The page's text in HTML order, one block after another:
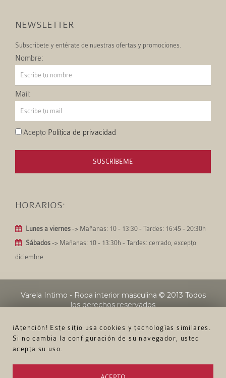
¡Atención! Este sitio usa cookies y tecnologías similares.
Si no cambia la configuración de su navegador, usted
acepta su uso.
NEWSLETTER
Subscríbete y entérate de nuestras ofertas y promociones.
Nombre:
Mail:
Acepto Política de privacidad
SUSCRÍBEME
HORARIOS:
Lunes a viernes -> Mañanas: 10 - 13:30 - Tardes: 16:45 - 20:30h
Sábados -> Mañanas: 10 - 13:30h - Tardes: cerrado, excepto
diciembre
Varela Intimo - Ropa interior masculina © 2013 Todos
los derechos reservados